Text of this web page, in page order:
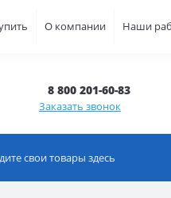
О компании Наши
8 800 201-60-83
Заказать звонок